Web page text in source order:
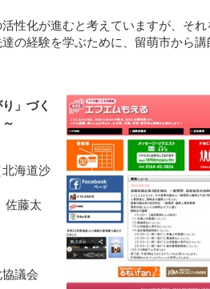
性化が進むと考えていますが、そ
の経験を学ぶために、留萌市から講
」づく
海道沙
佐藤太
議会